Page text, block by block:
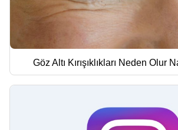
Göz Altı Kırışıklıkları Neden Olur